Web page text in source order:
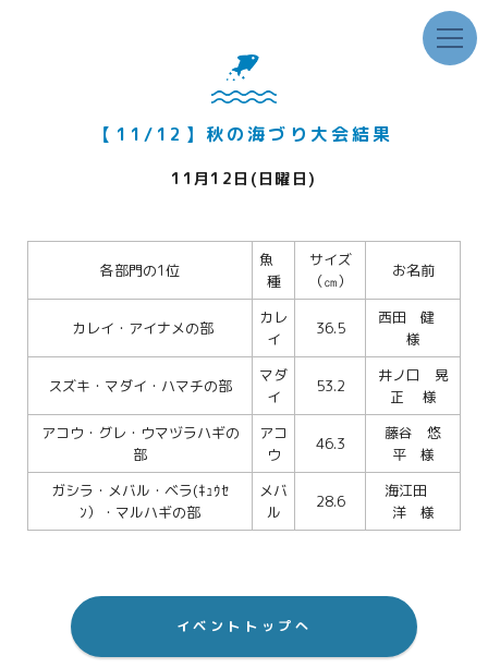
【11/12】秋の海づり大会結果
11月12日(日曜日)
各部門の1位
魚
種
サイズ
（㎝）
お名前
カレイ・アイナメの部
カレ
イ
36.5
西田 健
様
スズキ・マダイ・ハマチの部
マダ
イ
53.2
井ノ口 晃
正 様
アコウ・グレ・ウマヅラハギの
部
アコ
ウ
46.3
藤谷 悠
平 様
ガシラ・メバル・ベラ(ｷｭｳｾ
ﾝ）・マルハギの部
メバ
ル
28.6
海江田
洋 様
イベントトップへ